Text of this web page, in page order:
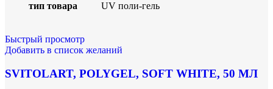
тип товара UV поли-гель
Быстрый просмотр
Добавить в список желаний
SVITOLART, POLYGEL, SOFT WHITE, 50 МЛ